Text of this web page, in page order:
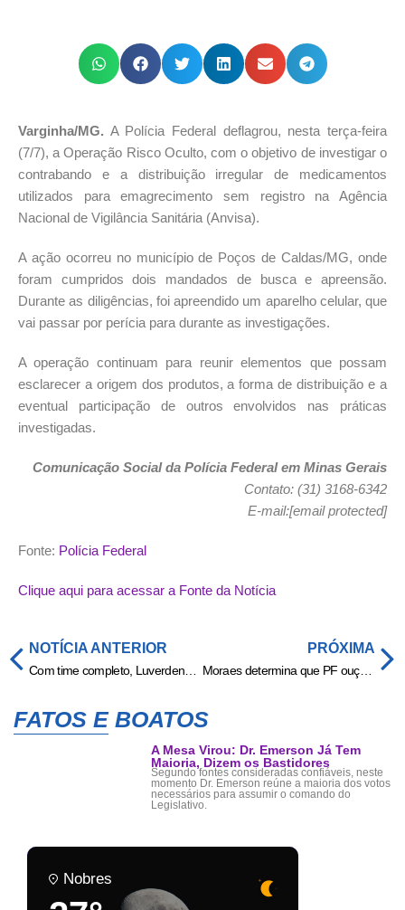
Varginha/MG. A Polícia Federal deflagrou, nesta terça-feira
(7/7), a Operação Risco Oculto, com o objetivo de investigar o
contrabando e a distribuição irregular de medicamentos
utilizados para emagrecimento sem registro na Agência
Nacional de Vigilância Sanitária (Anvisa).
A ação ocorreu no município de Poços de Caldas/MG, onde
foram cumpridos dois mandados de busca e apreensão.
Durante as diligências, foi apreendido um aparelho celular, que
vai passar por perícia para durante as investigações.
A operação continuam para reunir elementos que possam
esclarecer a origem dos produtos, a forma de distribuição e a
eventual participação de outros envolvidos nas práticas
investigadas.
Comunicação Social da Polícia Federal em Minas Gerais
Contato: (31) 3168-6342
E-mail:[email protected]
Fonte: Polícia Federal
Clique aqui para acessar a Fonte da Notícia
NOTÍCIA ANTERIOR
Com time completo, Luverdense inicia preparação para o duelo decisivo com o Guaporé na Série D » Esportes & Notícias
PRÓXIMA
Moraes determina que PF ouça Flávio Bolsonaro em investigação por suposta calúnia contra Lula
FATOS E BOATOS
A Mesa Virou: Dr. Emerson Já Tem
Maioria, Dizem os Bastidores
Segundo fontes consideradas confiáveis, neste
momento Dr. Emerson reúne a maioria dos votos
necessários para assumir o comando do
Legislativo.
Nobres